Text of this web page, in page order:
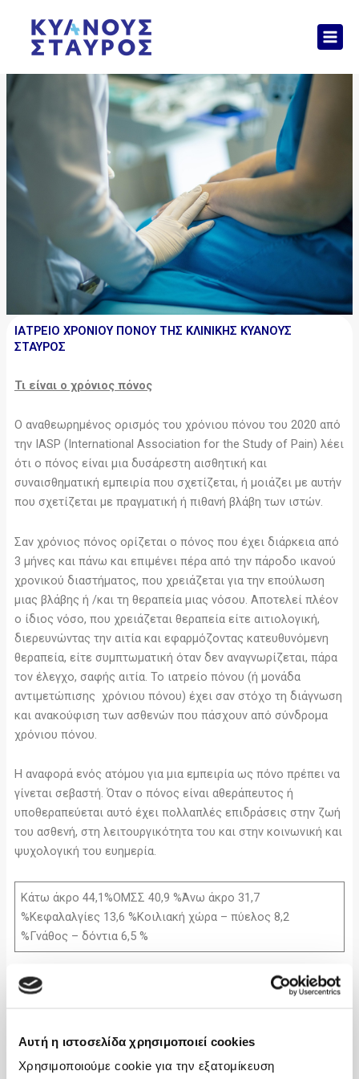
Αυτή η ιστοσελίδα χρησιμοποιεί cookies
Χρησιμοποιούμε cookie για την εξατομίκευση
περιεχόμενο
ΙΑΤΡΕΙΟ ΧΡΟΝΙΟΥ ΠΟΝΟΥ ΤΗΣ ΚΛΙΝΙΚΗΣ ΚΥΑΝΟΥΣ
ΣΤΑΥΡΟΣ
Τι είναι ο χρόνιος πόνος
Ο αναθεωρημένος ορισμός του χρόνιου πόνου του 2020 από
την IASP (International Association for the Study of Pain) λέει
ότι ο πόνος είναι μια δυσάρεστη αισθητική και
συναισθηματική εμπειρία που σχετίζεται, ή μοιάζει με αυτήν
που σχετίζεται με πραγματική ή πιθανή βλάβη των ιστών.
Σαν χρόνιος πόνος ορίζεται ο πόνος που έχει διάρκεια από
3 μήνες και πάνω και επιμένει πέρα από την πάροδο ικανού
χρονικού διαστήματος, που χρειάζεται για την επούλωση
μιας βλάβης ή /και τη θεραπεία μιας νόσου. Αποτελεί πλέον
ο ίδιος νόσο, που χρειάζεται θεραπεία είτε αιτιολογική,
διερευνώντας την αιτία και εφαρμόζοντας κατευθυνόμενη
θεραπεία, είτε συμπτωματική όταν δεν αναγνωρίζεται, πάρα
τον έλεγχο, σαφής αιτία. Το ιατρείο πόνου (ή μονάδα
αντιμετώπισης χρόνιου πόνου) έχει σαν στόχο τη διάγνωση
και ανακούφιση των ασθενών που πάσχουν από σύνδρομα
χρόνιου πόνου.
Η αναφορά ενός ατόμου για μια εμπειρία ως πόνο πρέπει να
γίνεται σεβαστή. Όταν ο πόνος είναι αθεράπευτος ή
υποθεραπεύεται αυτό έχει πολλαπλές επιδράσεις στην ζωή
του ασθενή, στη λειτουργικότητα του και στην κοινωνική και
ψυχολογική του ευημερία.
Κάτω άκρο 44,1%ΟΜΣΣ 40,9 %Άνω άκρο 31,7
%Κεφαλαλγίες 13,6 %Κοιλιακή χώρα – πύελος 8,2
%Γνάθος – δόντια 6,5 %
Το ποσοστό των ασθενών που πάσχουν από χρόνιο πόνο
παγκοσμίως κυμαίνεται στο 30% με συχνότερη κατανομή:
Συχνές καταστάσεις χρόνιου πόνου είναι η οσφυαλγία, η